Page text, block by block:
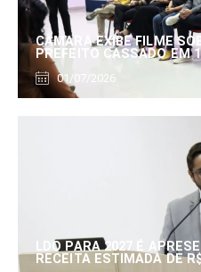
CÂMARA EXIBE FILME
PREFEITO CASSADO EM
01/07/2026
LDO PARA 2027 É
RECEITA ESTIMADA DE